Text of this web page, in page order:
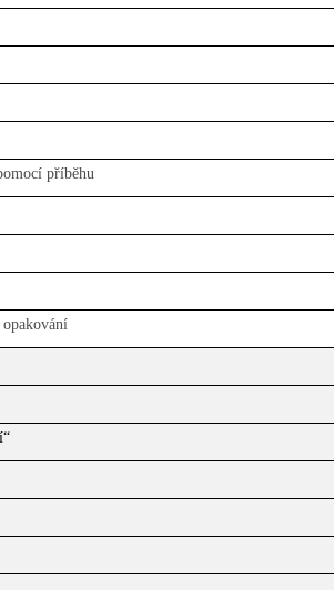
příběhu